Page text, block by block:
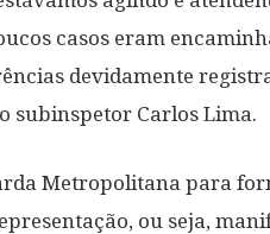
casos eram
devidamente
subinspetor Carlos Lima.
Metropolitana para
ou seja,